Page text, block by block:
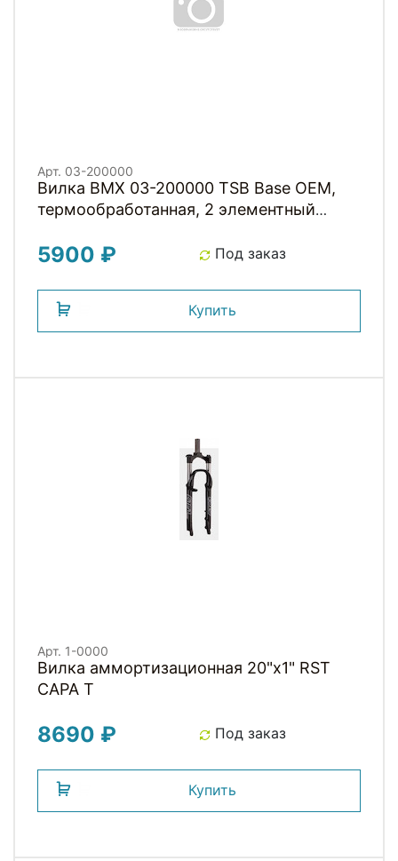
Арт. 03-200000
Вилка BMX 03-200000 TSB Base OEM,
термообработанная, 2 элементный
5900 ₽ Под заказ
Купить
Арт. 1-0000
Вилка аммортизационная 20"х1" RST
CAPA T
8690 ₽ Под заказ
Купить